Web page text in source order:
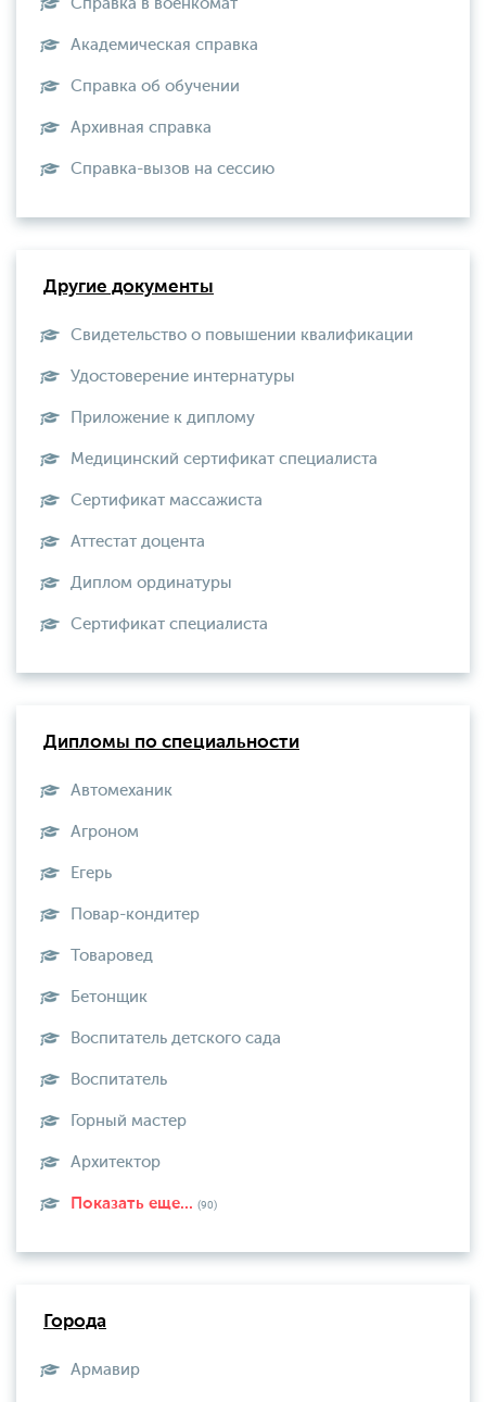
Справка в военкомат
Академическая справка
Справка об обучении
Архивная справка
Справка-вызов на сессию
Другие документы
Свидетельство о повышении квалификации
Удостоверение интернатуры
Приложение к диплому
Медицинский сертификат специалиста
Сертификат массажиста
Аттестат доцента
Диплом ординатуры
Сертификат специалиста
Дипломы по специальности
Автомеханик
Агроном
Егерь
Повар-кондитер
Товаровед
Бетонщик
Воспитатель детского сада
Воспитатель
Горный мастер
Архитектор
Показать еще... (90)
Города
Армавир